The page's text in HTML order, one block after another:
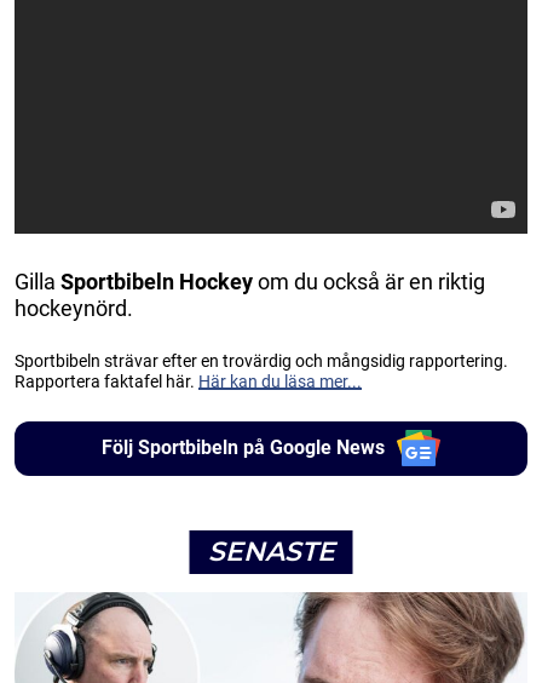
Gilla Sportbibeln Hockeyom du också är en riktig
hockeynörd.
Sportbibeln strävar efter en trovärdig och mångsidig rapportering.
Rapportera faktafel här. Här kan du läsa mer...
Följ Sportbibeln på Google News
SENASTE